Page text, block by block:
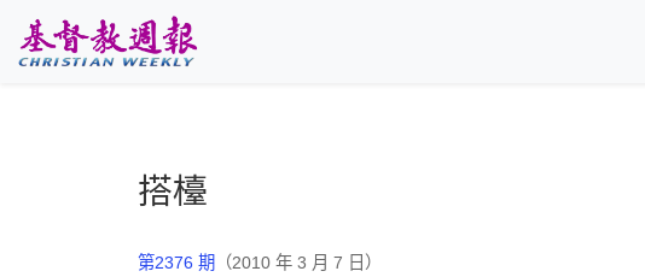
搭檯
第2376 期 （2010 年 3 月 7 日）